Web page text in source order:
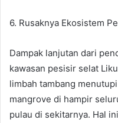
6. Rusaknya Ekosistem
Dampak lanjutan dari
kawasan pesisir selat
limbah tambang
mangrove di hampir
pulau di sekitarnya. Hal